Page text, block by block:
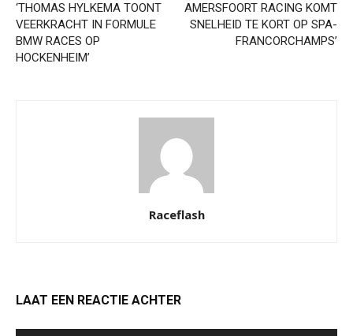
‘THOMAS HYLKEMA TOONT
VEERKRACHT IN FORMULE
BMW RACES OP
HOCKENHEIM’
AMERSFOORT RACING KOMT
SNELHEID TE KORT OP SPA-
FRANCORCHAMPS’
Raceflash
LAAT EEN REACTIE ACHTER